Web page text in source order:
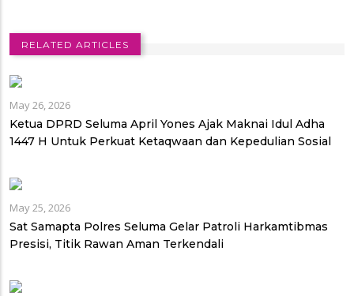
RELATED ARTICLES
May 26, 2026
Ketua DPRD Seluma April Yones Ajak Maknai Idul Adha
1447 H Untuk Perkuat Ketaqwaan dan Kepedulian Sosial
May 25, 2026
Sat Samapta Polres Seluma Gelar Patroli Harkamtibmas
Presisi, Titik Rawan Aman Terkendali